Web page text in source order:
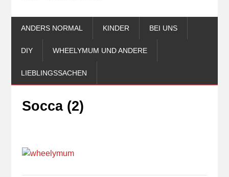
ANDERS NORMAL KINDER BEI UNS
DIY WHEELYMUM UND ANDERE
LIEBLINGSSACHEN
Socca (2)